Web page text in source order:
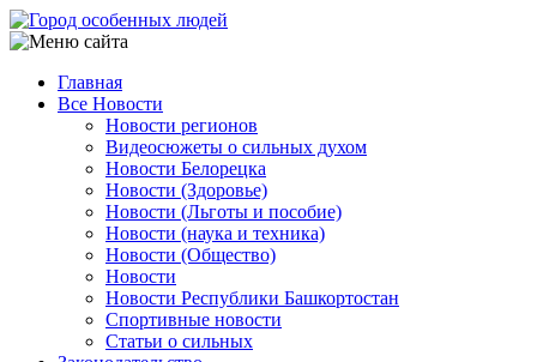
Перейти
к
содержанию
Main
navigation
Главная
Все Новости
Новости регионов
Видеосюжеты о сильных духом
Новости Белорецка
Новости (Здоровье)
Новости (Льготы и пособие)
Новости (наука и техника)
Новости (Общество)
Новости
Новости Республики Башкортостан
Спортивные новости
Статьи о сильных